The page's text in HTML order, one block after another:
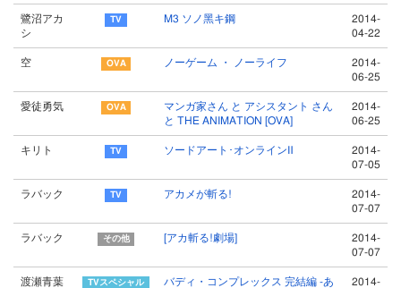
鷺沼アカ
シ
M3 ソノ黑キ鋼
2014-
04-22
空 ノーゲーム ・ ノーライフ
2014-
06-25
愛徒勇気
マンガ家さん と アシスタント さん
と THE ANIMATION [OVA]
2014-
06-25
キリト ソードアート･オンラインⅡ
2014-
07-05
ラバック アカメが斬る!
2014-
07-07
ラバック [アカ斬る!劇場]
2014-
07-07
渡瀬青葉
バディ・コンプレックス 完結編 -あ
2014-